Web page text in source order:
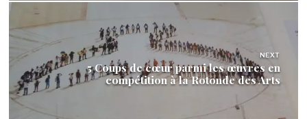
NEXT
5 Coups de cœur parmi les œuvres en
compétition à la Rotonde des Arts